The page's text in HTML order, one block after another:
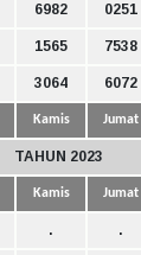
6982 0251
1565 7538
3064 6072
Kamis Jumat
TAHUN 2023
Kamis Jumat
. .